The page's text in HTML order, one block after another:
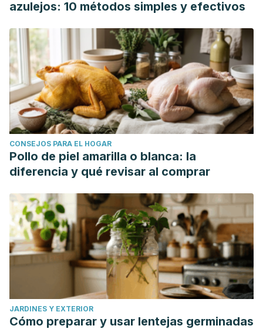
via%3Dihub
Cheshire, A., & Cartwright, T. (2021). A population-practice-
based model to understand how yoga impacts on human
global functioning: a qualitative study.The Journal of
Alternative and Complementary Medicine,27(11), 991-1001.
https://www.liebertpub.com/doi/10.1089/acm.2021.0104
azulejos: 10 métodos simples y efectivos
CONSEJOS PARA EL HOGAR
Pollo de piel amarilla o blanca: la
diferencia y qué revisar al comprar
JARDINES Y EXTERIOR
Cómo preparar y usar lentejas germinadas